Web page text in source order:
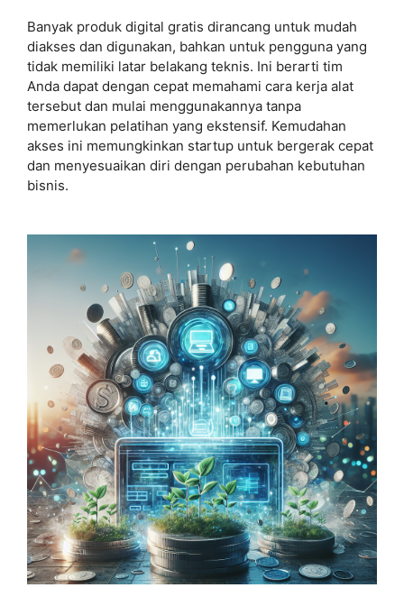
Banyak produk digital gratis dirancang untuk mudah
diakses dan digunakan, bahkan untuk pengguna yang
tidak memiliki latar belakang teknis. Ini berarti tim
Anda dapat dengan cepat memahami cara kerja alat
tersebut dan mulai menggunakannya tanpa
memerlukan pelatihan yang ekstensif. Kemudahan
akses ini memungkinkan startup untuk bergerak cepat
dan menyesuaikan diri dengan perubahan kebutuhan
bisnis.